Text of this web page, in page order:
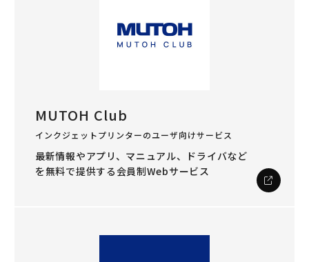
MUTOH Club
インクジェットプリンターのユーザ向けサービス
最新情報やアプリ、マニュアル、ドライバなど
を無料で提供する会員制Webサービス